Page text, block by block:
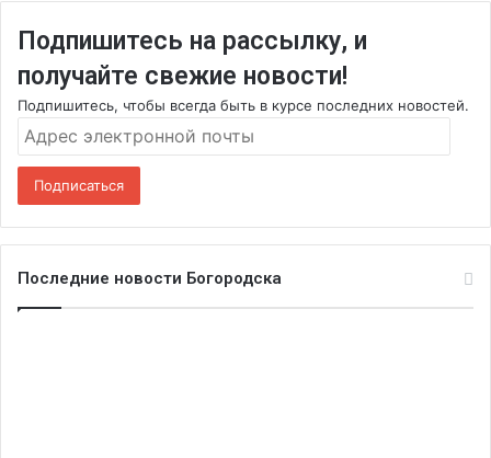
Подпишитесь на рассылку, и
получайте свежие новости!
Подпишитесь, чтобы всегда быть в курсе последних новостей.
Адрес
электронной
почты
Подписаться
Последние новости Богородска